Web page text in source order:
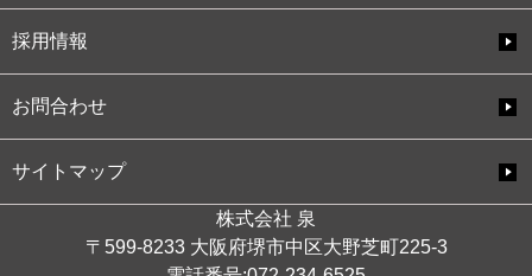
採用情報
お問合わせ
サイトマップ
株式会社 泉
〒599-8233 大阪府堺市中区大野芝町225-3